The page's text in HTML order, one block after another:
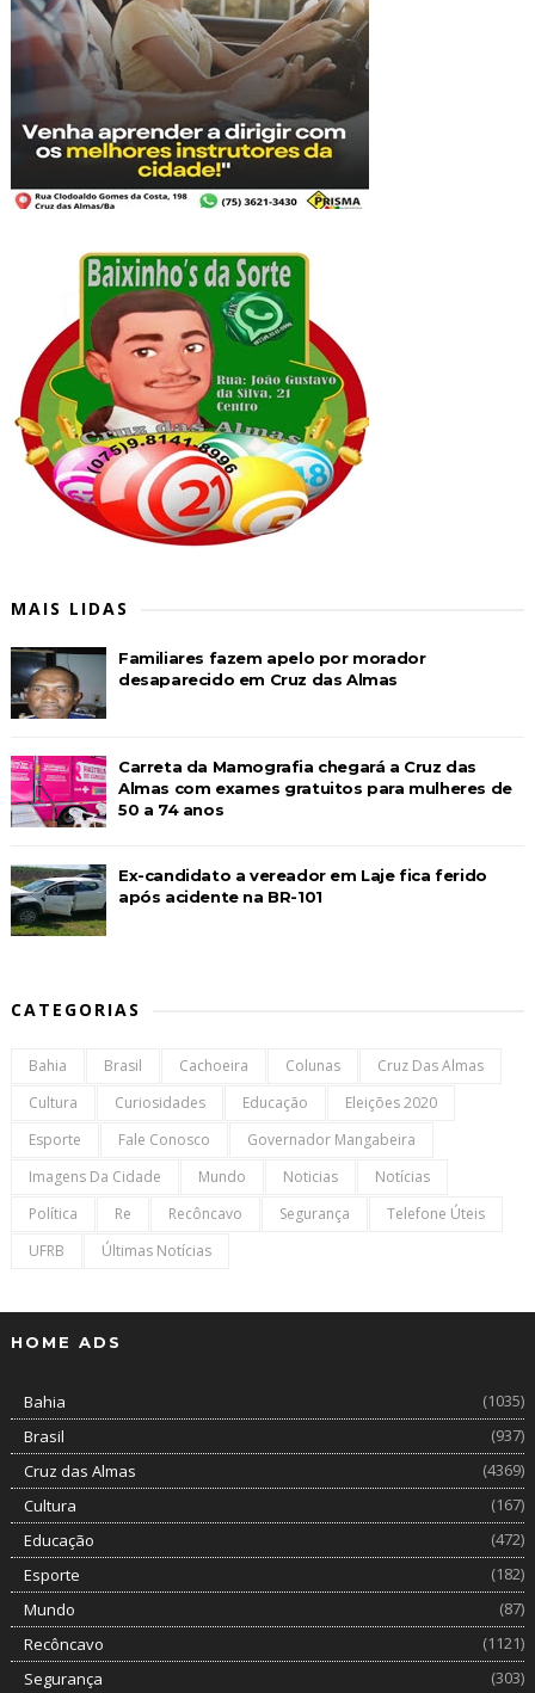
MAIS LIDAS
Familiares fazem apelo por morador
desaparecido em Cruz das Almas
Carreta da Mamografia chegará a Cruz das
Almas com exames gratuitos para mulheres de
50 a 74 anos
Ex-candidato a vereador em Laje fica ferido
após acidente na BR-101
CATEGORIAS
Bahia Brasil Cachoeira Colunas
Cruz Das Almas
Cultura
Curiosidades Educação
Eleições 2020
Esporte
Fale Conosco
Governador Mangabeira
Imagens Da Cidade
Mundo Noticias
Notícias
Política
Re Recôncavo Segurança
Telefone Úteis
UFRB
Últimas Notícias
HOME ADS
Bahia
(1035)
Brasil
(937)
Cruz das Almas
(4369)
Cultura
(167)
Educação
(472)
Esporte
(182)
Mundo
(87)
Recôncavo
(1121)
Segurança
(303)